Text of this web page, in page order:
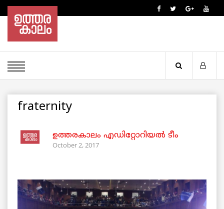
fraternity
ഉത്തരകാലം എഡിറ്റോറിയല്‍ ടീം
October 2, 2017